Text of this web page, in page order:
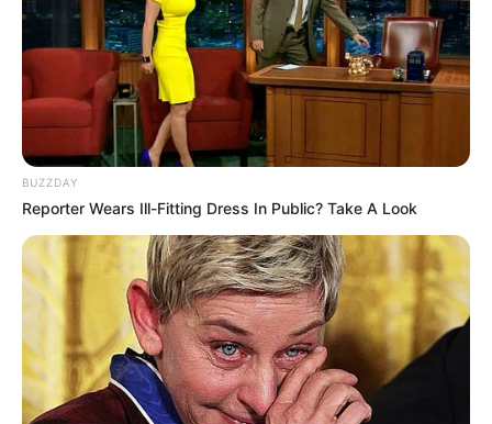
ΖΗΤΟΥΜΕΝΟ. ΑΥΤΗ ΗΤΑΝ Η ΔΙΚΗ ΜΟΥ ΘΕΣΗ ΕΠΑΝΩ ΣΕ
ΑΥΤΗΝ ΤΗΝ ΟΜΙΛΙΑ ΤΟΥ ΠΡΟΕΔΡΟΥ. ΠΑΜΕ ΝΑ ΔΟΥΜΕ
ΤΙ ΜΑΣ ΛΕΕΙ ΚΑΙ Ο ΓΙΑΝΝΗΣ ΣΠΥΡΟΥ, ΜΑΖΙ ΜΕ ΑΛΛΕΣ
ΕΙΔΗΣΕΙΣ ΠΟΥ ΠΑΡΑΘΕΤΕΙ.
ΓΡΑΦΕΙ Ο Giannis Spyrou II
. “ΣΗΜΑΝΤΙΚΕΣ KAI OI
ΣΗΜΕΡΙΝΕΣ ΕΙΔΗΣΕΙΣ ΜΕ ΤΟ ΠΙΟ ΣΗΜΑΝΤΙΚΟ ΓΕΓΟΝΟΣ
ΦΑΝΗΚΕ ΝΑ ΕΙΝΑΙ Η ΜΕΓΑΛΥΤΕΡΗ ΑΠΟ ΟΛΕΣ ΚΑΙ ΑΥΤΗ
ΤΗ ΦΟΡΑ Ο ΠΡΟΕΔΡΟΣ ΤΡΑΜΠ ΕΙΧΕ ΝΑ ΠΕΙ ΠΟΛΛΑ!
ΠΡΙΝ ΟΜΩΣ ΑΝΑΦΕΡΩ ΤΑ ΠΙΟ ΣΗΜΑΝΤΙΚΑ ΣΗΜΕΙΑ ΤΗΣ
ΟΜΙΛΙΑΣ ΤΟΥ, ΘΑ ΑΝΑΦΕΡΩ ΚΑΤΙ ΠΟΥ ΕΓΙΝΕ ΓΙΑ ΠΡΩΤΗ
ΦΟΡΑ.
ΣΤΑ ΜΕΓΑΛΑ ΠΑΝΕΛ ΠΡΟΒΛΗΘΗΚΕ ΕΝΑ ΒΙΝΤΕΟ ΑΠΟ
BUZZDAY
Reporter Wears Ill-Fitting Dress In Public? Take A Look